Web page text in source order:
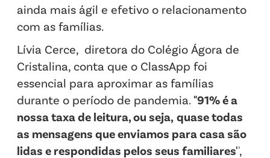
ainda mais ágil e efetivo o relacionamento
com as famílias.
Lívia Cerce, diretora do Colégio Ágora de
Cristalina, conta que o ClassApp foi
essencial para aproximar as famílias
durante o período de pandemia. "91% é a
nossa taxa de leitura, ou seja, quase todas
as mensagens que enviamos para casa são
lidas e respondidas pelos seus familiares'',